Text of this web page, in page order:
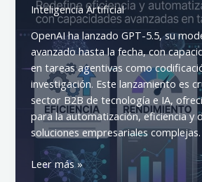
Inteligencia Artificial
OpenAI ha lanzado GPT-5.5, su
avanzado hasta la fecha, con
en tareas agentivas como
investigación. Este lanzamiento es
sector B2B de tecnología e IA,
para la automatización, eficiencia y
soluciones empresariales complejas.
GPT-
Leer más »